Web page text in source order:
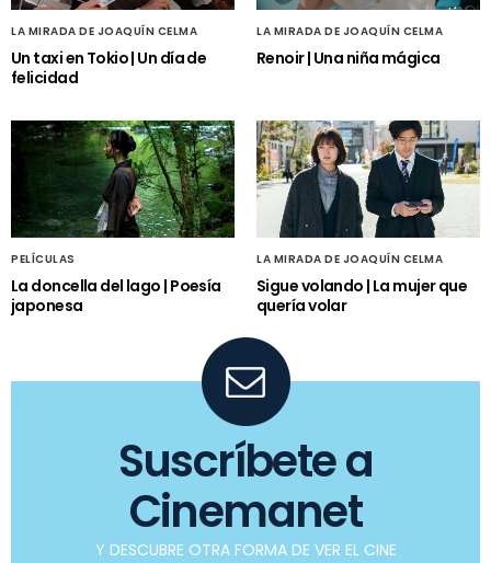
LA MIRADA DE JOAQUÍN CELMA
Un taxi en Tokio | Un día de
felicidad
LA MIRADA DE JOAQUÍN CELMA
Renoir | Una niña mágica
PELÍCULAS
La doncella del lago | Poesía
japonesa
LA MIRADA DE JOAQUÍN CELMA
Sigue volando | La mujer que
quería volar
Suscríbete a
Cinemanet
Y DESCUBRE OTRA FORMA DE VER EL CINE